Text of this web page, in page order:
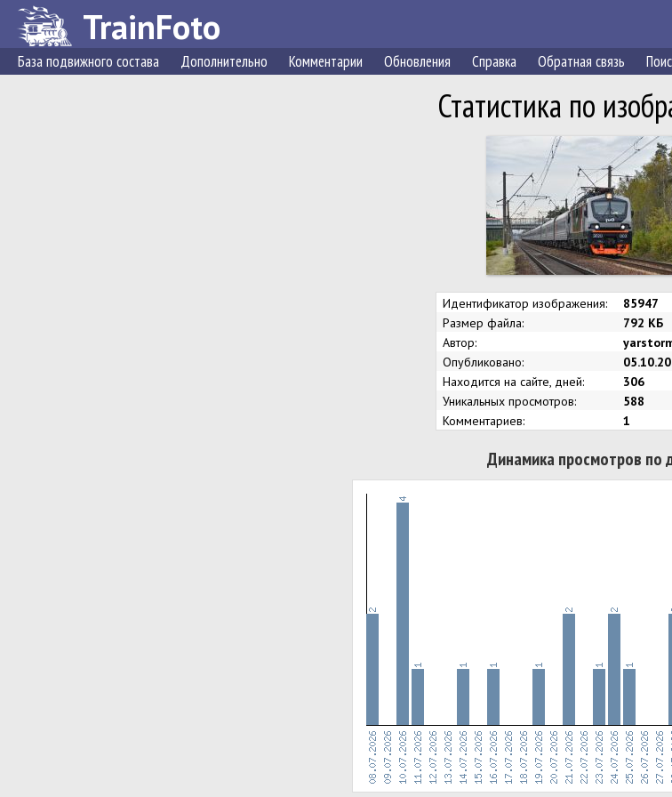
TrainFoto
База подвижного состава Дополнительно Комментарии Обновления Справка Обратная связь
Статистика по
Идентификатор изображения:
85947
Размер файла:
792 КБ
Автор:
Опубликовано:
Находится на сайте, дней:
306
Уникальных просмотров:
588
Комментариев:
1
Динамика просмотров по